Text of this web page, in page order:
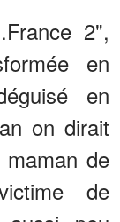
2",
en
en
on dirait
de
de